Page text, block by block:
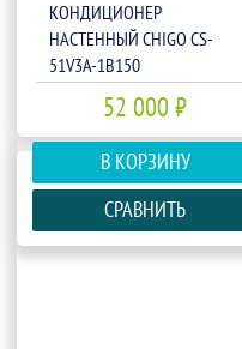
КОНДИЦИОНЕР
НАСТЕННЫЙ CHIGO CS-
51V3A-1B150
52 000 ₽
В КОРЗИНУ
СРАВНИТЬ